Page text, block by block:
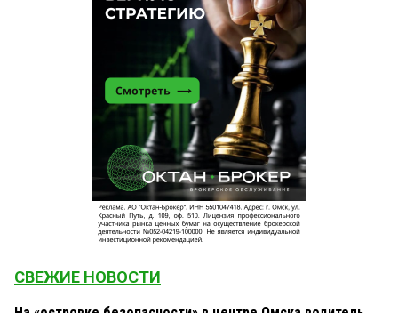
СВЕЖИЕ НОВОСТИ